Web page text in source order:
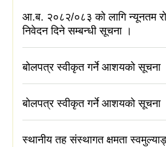
आ.ब. २०८२/०८३ को लागि न्यूनतम
निवेदन दिने सम्बन्धी सूचना ।
बोलपत्र स्वीकृत गर्ने आशयको सूचना
बोलपत्र स्वीकृत गर्ने आशयको सूचना
स्थानीय तह संस्थागत क्षमता